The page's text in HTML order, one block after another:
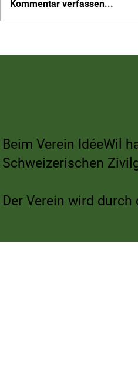
Rebstein zum Schweizer
Kommentar verfassen...
Beim Verein IdéeWil
Schweizerischen
Der Verein wird